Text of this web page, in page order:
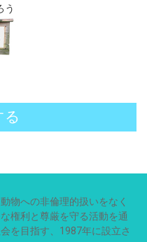
う
る
物への非倫理的扱いをなく
権利と尊厳を守る活動を通
を目指す、1987年に設立さ